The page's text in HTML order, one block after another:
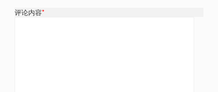
评论内容*